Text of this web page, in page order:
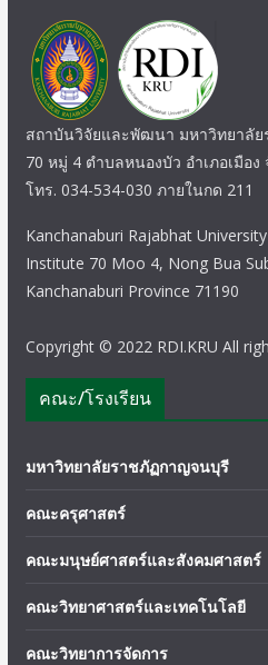
สถาบันวิจัยและพัฒนา มหาวิทยาลั
70 หมู่ 4 ตำบลหนองบัว อำเภอเมือ
โทร. 034-534-030 ภายในกด 211
Kanchanaburi Rajabhat
Institute 70 Moo 4, Nong Bua
Kanchanaburi Province 71190
Copyright © 2022 RDI.KRU All
คณะ/โรงเรียน
มหาวิทยาลัยราชภัฏกาญจนบุรี
คณะครุศาสตร์
คณะมนุษย์ศาสตร์และสังคมศาสตร์
คณะวิทยาศาสตร์และเทคโนโลยี
คณะวิทยาการจัดการ